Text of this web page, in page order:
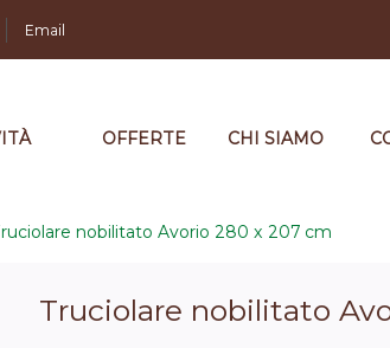
Email
OFFERTE CHI SIAMO
nobilitato Avorio 280 x 207 cm
Truciolare nobilitato